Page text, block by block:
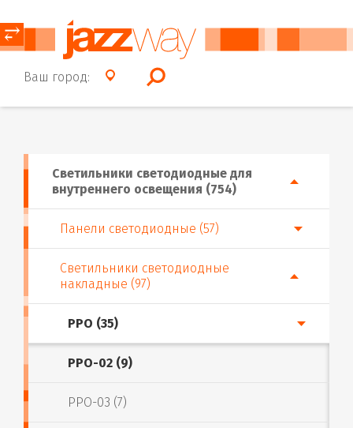
Ваш город:
⥂
Светильники светодиодные для
внутреннего освещения (754)
Панели светодиодные (57)
Светильники светодиодные
накладные (97)
PPO (35)
PPO-02 (9)
PPO-03 (7)